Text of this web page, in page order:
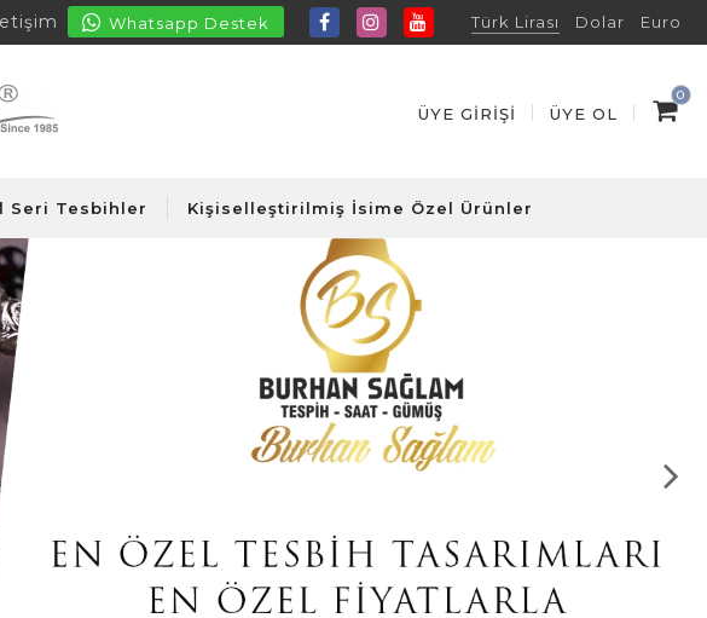
Whatsapp Destek Türk Lirası Dolar Euro
0
ÜYE GIRIŞI ÜYE OL
Seri Tesbihler Kişiselleştirilmiş İsime Özel Ürünler